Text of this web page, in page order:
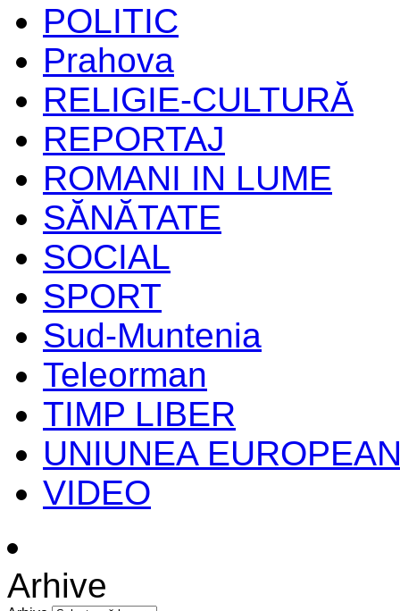
POLITIC
Prahova
RELIGIE-CULTURĂ
REPORTAJ
ROMANI IN LUME
SĂNĂTATE
SOCIAL
SPORT
Sud-Muntenia
Teleorman
TIMP LIBER
UNIUNEA
VIDEO
Arhive